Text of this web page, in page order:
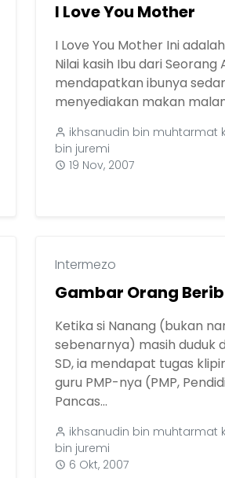
I Love You Mother
I Love You Mother Ini
Nilai kasih Ibu dari Seorang
mendapatkan ibunya
menyediakan makan
ikhsanudin bin muhtarmat
bin juremi
19 Nov, 2007
Intermezo
Gambar Orang
Ketika si Nanang (bukan
sebenarnya) masih duduk
SD, ia mendapat tugas
guru PMP-nya (PMP,
Pancas...
ikhsanudin bin muhtarmat
bin juremi
6 Okt, 2007